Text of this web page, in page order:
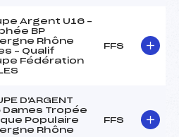
Argent U16 –
BP
Rhône
– Qualif
Fédération
FFS
D'ARGENT
Dames Tropée
Populaire
Rhône
FFS